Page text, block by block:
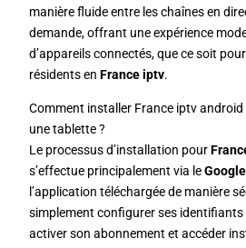
manière fluide entre les chaînes en
demande, offrant une expérience
d’appareils connectés, que ce soit
résidents en France iptv.
Comment installer France iptv
une tablette ?
Le processus d’installation pour
s’effectue principalement via le
l’application téléchargée de manière
simplement configurer ses identifiants
activer son abonnement et accéder